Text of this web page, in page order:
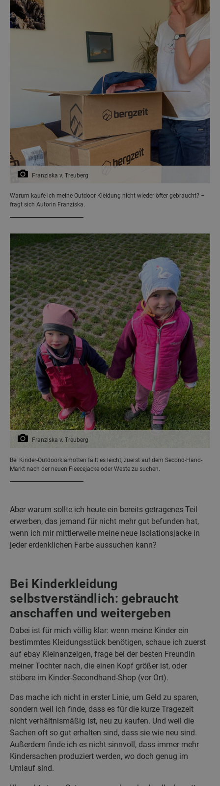
Franziska v. Treuberg
Warum kaufe ich meine Outdoor-Kleidung nicht wieder öfter gebraucht? –
fragt sich Autorin Franziska.
Franziska v. Treuberg
Bei Kinder-Outdoorklamotten fällt es leicht, zuerst auf dem Second-Hand-
Markt nach der neuen Fleecejacke oder Weste zu suchen.
Aber warum sollte ich heute ein bereits getragenes Teil
erwerben, das jemand für nicht mehr gut befunden hat,
wenn ich mir mittlerweile meine neue Isolationsjacke in
jeder erdenklichen Farbe aussuchen kann?
Bei Kinderkleidung
selbstverständlich: gebraucht
anschaffen und weitergeben
Dabei ist für mich völlig klar: wenn meine Kinder ein
bestimmtes Kleidungsstück benötigen, schaue ich zuerst
auf ebay Kleinanzeigen, frage bei der besten Freundin
meiner Tochter nach, die einen Kopf größer ist, oder
stöbere im Kinder-Secondhand-Shop (vor Ort).
Das mache ich nicht in erster Linie, um Geld zu sparen,
sondern weil ich finde, dass es für die kurze Tragezeit
nicht verhältnismäßig ist, neu zu kaufen. Und weil die
Sachen oft so gut erhalten sind, dass sie wie neu sind.
Außerdem finde ich es nicht sinnvoll, dass immer mehr
Kindersachen produziert werden, wo doch genug im
Umlauf sind.